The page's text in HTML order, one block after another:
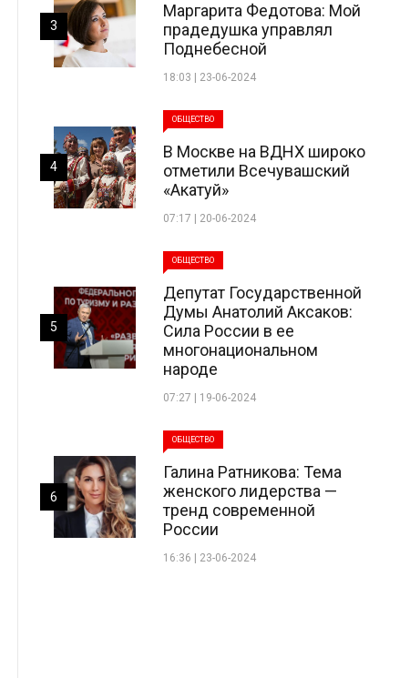
Маргарита Федотова: Мой
прадедушка управлял
Поднебесной
18:03 | 23-06-2024
3
ОБЩЕСТВО
В Москве на ВДНХ широко
отметили Всечувашский
«Акатуй»
07:17 | 20-06-2024
4
ОБЩЕСТВО
Депутат Государственной
Думы Анатолий Аксаков:
Сила России в ее
многонациональном
народе
07:27 | 19-06-2024
5
ОБЩЕСТВО
Галина Ратникова: Тема
женского лидерства —
тренд современной
России
16:36 | 23-06-2024
6